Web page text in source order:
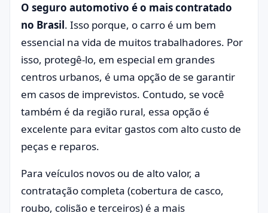
O seguro automotivo é o mais contratado
no Brasil. Isso porque, o carro é um bem
essencial na vida de muitos trabalhadores. Por
isso, protegê-lo, em especial em grandes
centros urbanos, é uma opção de se garantir
em casos de imprevistos. Contudo, se você
também é da região rural, essa opção é
excelente para evitar gastos com alto custo de
peças e reparos.
Para veículos novos ou de alto valor, a
contratação completa (cobertura de casco,
roubo, colisão e terceiros) é a mais